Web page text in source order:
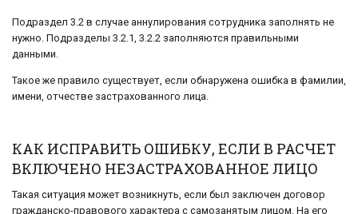
Подраздел 3.2 в случае аннулирования сотрудника заполнять не
нужно. Подразделы 3.2.1, 3.2.2 заполняются правильными
данными.
Такое же правило существует, если обнаружена ошибка в фамилии,
имени, отчестве застрахованного лица.
КАК ИСПРАВИТЬ ОШИБКУ, ЕСЛИ В РАСЧЕТ
ВКЛЮЧЕНО НЕЗАСТРАХОВАННОЕ ЛИЦО
Такая ситуация может возникнуть, если был заключен договор
гражданско-правового характера с самозанятым лицом. На его